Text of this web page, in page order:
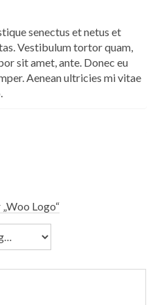
senectus et netus et
Vestibulum tortor quam,
sit amet, ante. Donec eu
Aenean ultricies mi vitae
Logo“